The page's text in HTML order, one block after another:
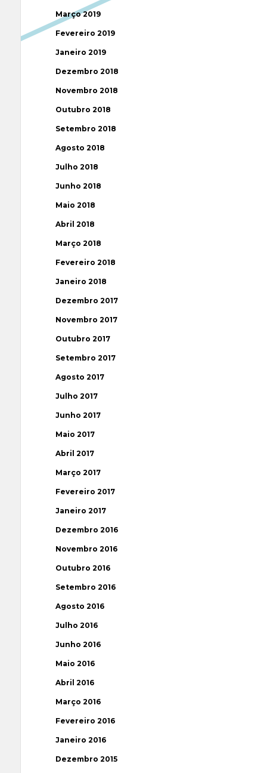
Março 2019
Fevereiro 2019
Janeiro 2019
Dezembro 2018
Novembro 2018
Outubro 2018
Setembro 2018
Agosto 2018
Julho 2018
Junho 2018
Maio 2018
Abril 2018
Março 2018
Fevereiro 2018
Janeiro 2018
Dezembro 2017
Novembro 2017
Outubro 2017
Setembro 2017
Agosto 2017
Julho 2017
Junho 2017
Maio 2017
Abril 2017
Março 2017
Fevereiro 2017
Janeiro 2017
Dezembro 2016
Novembro 2016
Outubro 2016
Setembro 2016
Agosto 2016
Julho 2016
Junho 2016
Maio 2016
Abril 2016
Março 2016
Fevereiro 2016
Janeiro 2016
Dezembro 2015